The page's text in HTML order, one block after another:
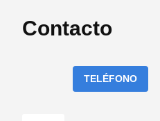
Contacto
TELÉFONO